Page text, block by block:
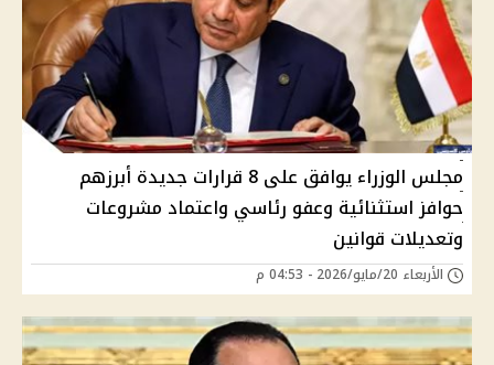
مجلس الوزراء يوافق على 8 قرارات جديدة أبرزهم
حوافز استثنائية وعفو رئاسي واعتماد مشروعات
وتعديلات قوانين
الأربعاء 20/مايو/2026 - 04:53 م